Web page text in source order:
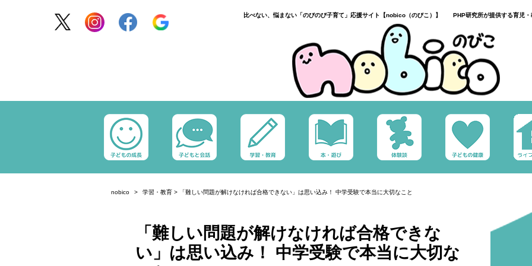
比べない、悩まない「のびのび子育て」応援サイト【nobico（のびこ）】 PHP研究所が提供する育児・
nobico 学習・教育 > 「難しい問題が解けなければ合格できない」は思い込み！ 中学受験で本当に大切なこと
「難しい問題が解けなければ合格できな
い」は思い込み！ 中学受験で本当に大切な